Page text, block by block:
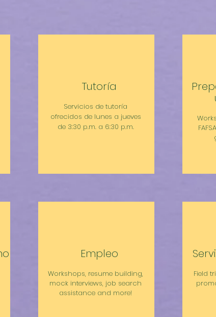
Tutoría
Servicios de tutoría
ofrecidos de lunes a jueves
de 3:30 p.m. a 6:30 p.m.
Empleo
Workshops, resume building,
mock interviews, job search
assistance and more!
Field